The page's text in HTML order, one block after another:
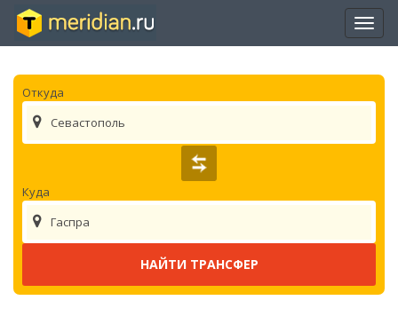
Откуда
Севастополь
Куда
Гаспра